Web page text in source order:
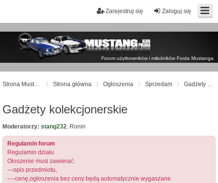
Zaloguj się
Zarejestruj się
Forum użytkowników i miłośników Forda Mustanga
Strona Mustangklub.pl Strona główna Ogłoszenia Sprzedam Gadżety kolekcjonerskie
Gadżety kolekcjonerskie
Moderatorzy: stang232, Ronin
Regulamin forum
Regulamin działu
Ołoszenie musi zawierać:
---opis przedmiotu,
----cenę,ogłoszenia bez ceny będą automatycznie wygaszane